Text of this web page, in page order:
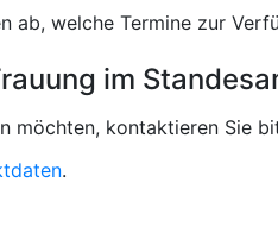
ab, welche Termine zur
im
möchten, kontaktieren Sie
.